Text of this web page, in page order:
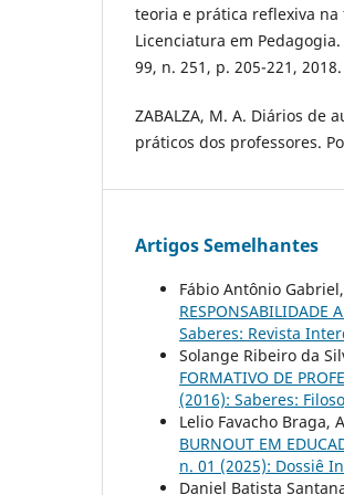
teoria e prática reflexiva
Licenciatura em
99, n. 251, p. 205-221, 2018.
ZABALZA, M. A. Diários de
práticos dos professores.
Artigos Semelhantes
Fábio Antônio
RESPONSABILIDADE
Saberes: Revista
Solange Ribeiro da
FORMATIVO DE
(2016): Saberes:
Lelio Favacho Braga,
BURNOUT EM
n. 01 (2025): Dossiê
Daniel Batista